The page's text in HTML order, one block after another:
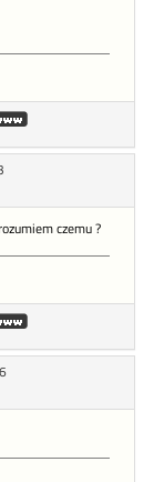
czemu ?